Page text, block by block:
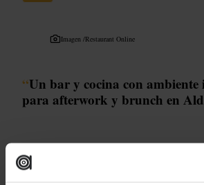
Imagen /Restaurant Online
“Un bar y cocina con
para afterwork y brunch en
Ideal para